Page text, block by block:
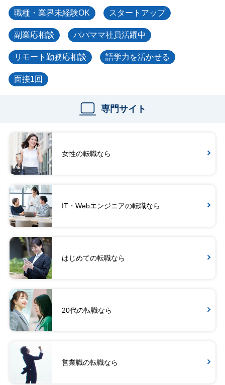
職種・業界未経験OK スタートアップ
副業応相談 パパママ社員活躍中
リモート勤務応相談 語学力を活かせる
面接1回
専門サイト
女性の転職なら
IT・Webエンジニアの転職なら
はじめての転職なら
20代の転職なら
営業職の転職なら